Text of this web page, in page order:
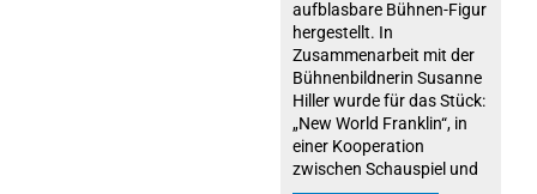
aufblasbare Bühnen-Figur
hergestellt. In
Zusammenarbeit mit der
Bühnenbildnerin Susanne
Hiller wurde für das Stück:
„New World Franklin“, in
einer Kooperation
zwischen Schauspiel und